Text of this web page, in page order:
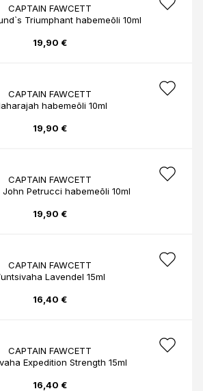
CAPTAIN FAWCETT
Triumphant habemeõli 10ml
19,90 €
CAPTAIN FAWCETT
habemeõli 10ml
19,90 €
CAPTAIN FAWCETT
John Petrucci habemeõli 10ml
19,90 €
CAPTAIN FAWCETT
Lavendel 15ml
16,40 €
CAPTAIN FAWCETT
Expedition Strength 15ml
16,40 €